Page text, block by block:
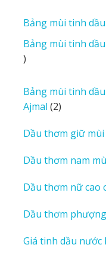
Bảng mùi tinh
Bảng mùi tinh
8
phẩm
Bảng mùi tinh
Ajmal 22
phẩm
Dầu thơm giữ mùi
Dầu thơm nam
Dầu thơm nữ cao
Dầu thơm
Giá tinh dầu nước